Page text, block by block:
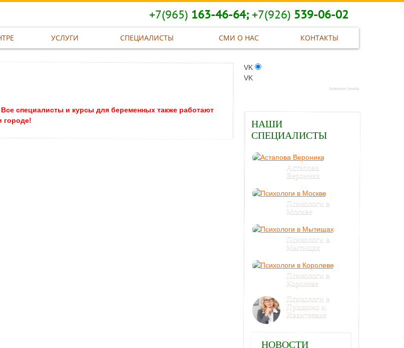
+7(965) 163-46-64; +7(926) 539-06-02
УСЛУГИ СПЕЦИАЛИСТЫ СМИ О НАС КОНТАКТЫ
специалисты и курсы для беременных также работают
городе!
VK
VK
Extension Joomla
НАШИ
СПЕЦИАЛИСТЫ
Астапова
Вероника
Психологи в
Москве
Психологи в
Мытищах
Психологи в
Королеве
Психологи в
Пушкино и
Ивантеевке
НОВОСТИ